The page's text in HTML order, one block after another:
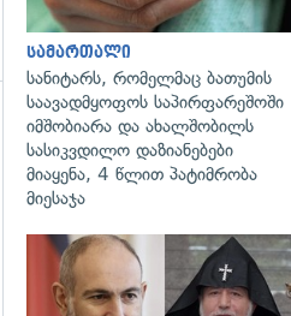
სამართალი
სანიტარს, რომელმაც ბათუმის
საავადმყოფოს საპირფარეშოში
იმშობიარა და ახალშობილს
სასიკვდილო დაზიანებები
მიაყენა, 4 წლით პატიმრობა
მიესაჯა